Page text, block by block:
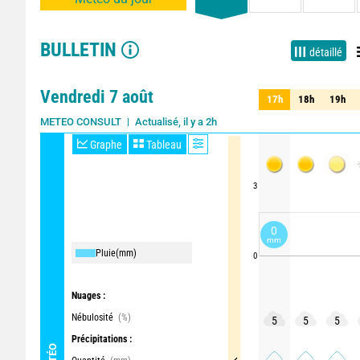
BULLETIN détaillé
Vendredi 7 août
METEO CONSULT Actualisé, il y a 2h
Mise à jour dans 48min
Graphe Tableau
Pluie(mm)
Nuages :
Nébulosité (%)
Précipitations :
3
0
17h 18h 19h
17h 18h 19h
5 5 5
0
mm